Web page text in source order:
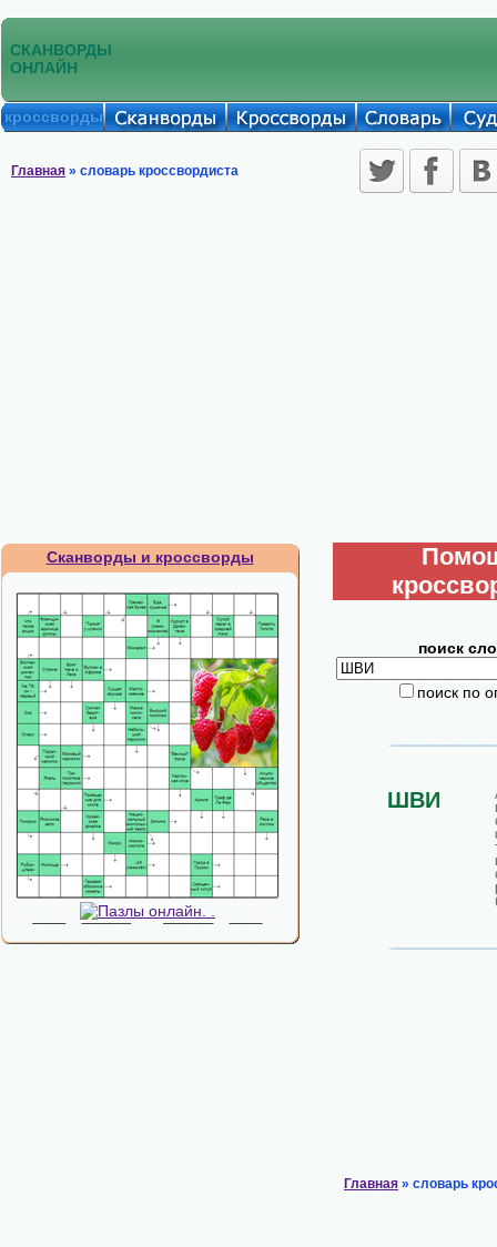
СКАНВОРДЫ
ОНЛАЙН
кроссворды
Главная » словарь кроссвордиста
Сканворды и кроссворды
поиск
поиск по
ШВИ
Главная » словарь